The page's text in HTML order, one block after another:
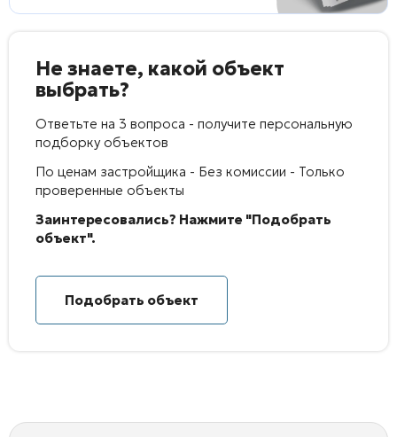
Не знаете, какой объект
выбрать?
Ответьте на 3 вопроса - получите персональную
подборку объектов
По ценам застройщика - Без комиссии - Только
проверенные объекты
Заинтересовались? Нажмите "Подобрать
объект".
Подобрать объект